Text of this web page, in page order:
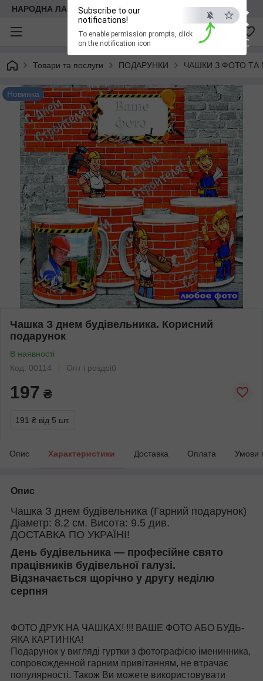
×
ESC
Subscribe to our
notifications!
To enable permission prompts, click
on the notification icon
НАРОДНА ЛАВКА
Товари та послуги ПОДАРУНКИ ЧАШКИ З ФОТО
Новинка
Чашка З днем будівельника. Корисний
подарунок
В наявності
Код: 00114
Опт і роздріб
197 ₴
191 ₴ від 5 шт.
Опис Характеристики Доставка Оплата Умови
Опис
Чашка З днем будівельника (Гарний подарунок)
Діаметр: 8.2 см. Висота: 9.5 див.
ДОСТАВКА ПО УКРАЇНІ!
День будівельника — професійне свято
працівників будівельної галузі.
Відзначається щорічно у другу неділю
серпня
ФОТО ДРУК НА ЧАШКАХ! !!! ВАШЕ ФОТО АБО БУДЬ-
ЯКА КАРТИНКА!
Подарунок у вигляді гуртки з фотографією іменинника,
сопровожденной гарним привітанням, не втрачає
популярності. Також Ви можете використовувати